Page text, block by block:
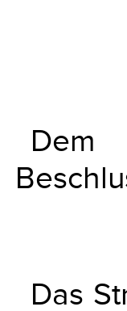
Dem
Das